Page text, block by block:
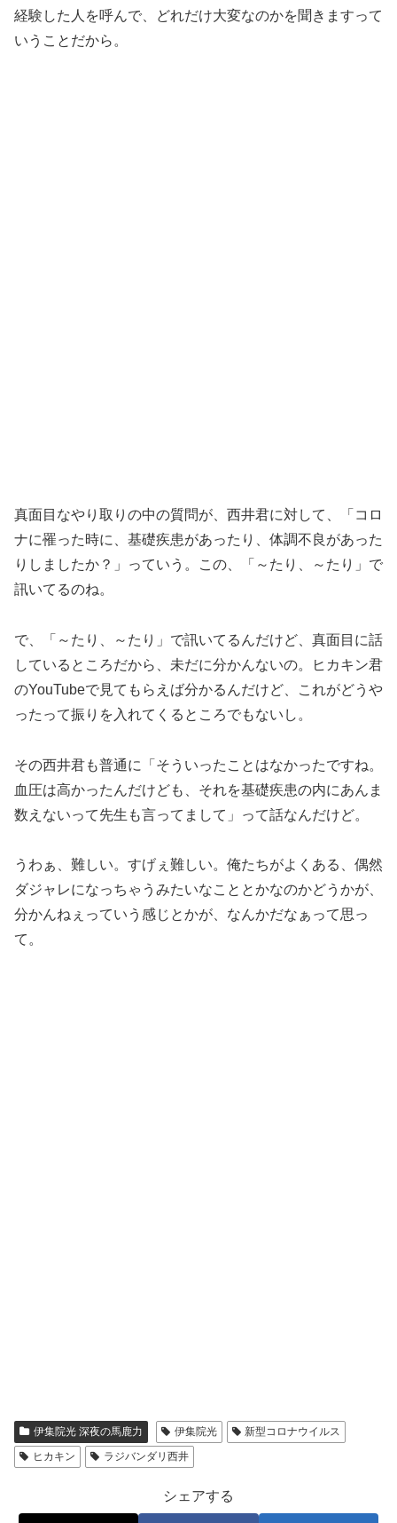
経験した人を呼んで、どれだけ大変なのかを聞きますって
いうことだから。
真面目なやり取りの中の質問が、西井君に対して、「コロ
ナに罹った時に、基礎疾患があったり、体調不良があった
りしましたか？」っていう。この、「～たり、～たり」で
訊いてるのね。
で、「～たり、～たり」で訊いてるんだけど、真面目に話
しているところだから、未だに分かんないの。ヒカキン君
のYouTubeで見てもらえば分かるんだけど、これがどうや
ったって振りを入れてくるところでもないし。
その西井君も普通に「そういったことはなかったですね。
血圧は高かったんだけども、それを基礎疾患の内にあんま
数えないって先生も言ってまして」って話なんだけど。
うわぁ、難しい。すげぇ難しい。俺たちがよくある、偶然
ダジャレになっちゃうみたいなこととかなのかどうかが、
分かんねぇっていう感じとかが、なんかだなぁって思っ
て。
伊集院光 深夜の馬鹿力 伊集院光
新型コロナウイルス
ヒカキン
ラジバンダリ西井
シェアする